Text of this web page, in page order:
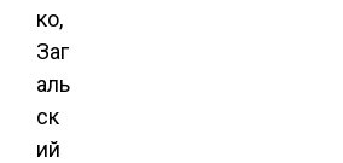
ко,
Заг
аль
ск
ий